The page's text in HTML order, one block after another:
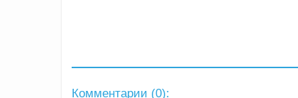
Комментарии (0):